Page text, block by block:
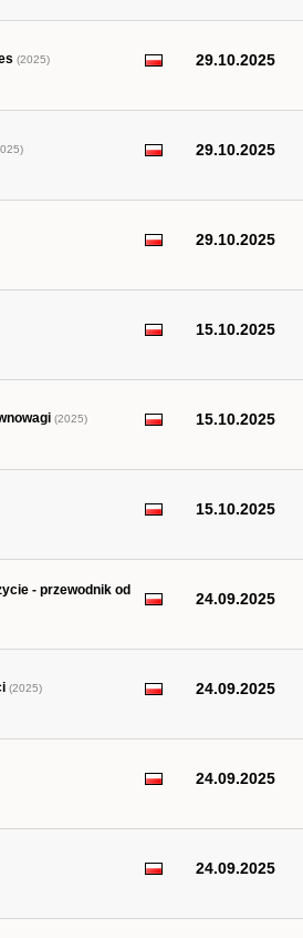
(2025)
29.10.2025
29.10.2025
29.10.2025
15.10.2025
(2025)
15.10.2025
15.10.2025
- przewodnik od
24.09.2025
(2025)
24.09.2025
24.09.2025
24.09.2025